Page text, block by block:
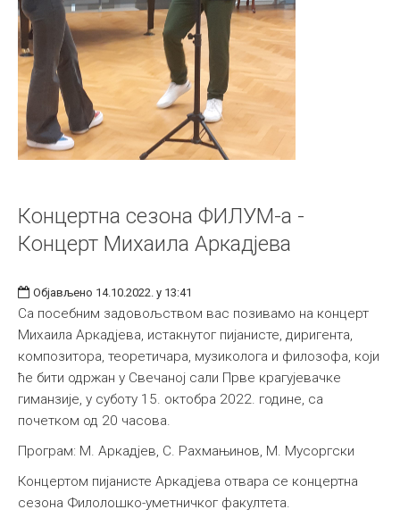
Концертна сезона ФИЛУМ-а -
Концерт Михаила Аркадјева
Објављено 14.10.2022. у 13:41
Са посебним задовољством вас позивамо на концерт
Михаила Аркадјева, истакнутог пијанисте, диригента,
композитора, теоретичара, музиколога и филозофа, који
ће бити одржан у Свечаној сали Прве крагујевачке
гиманзије, у суботу 15. октобра 2022. године, са
почетком од 20 часова.
Програм: М. Аркадјев, С. Рахмањинов, М. Мусоргски
Концертом пијанисте Аркадјева отвара се концертна
сезона Филолошко-уметничког факултета.